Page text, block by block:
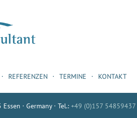
REFERENZEN TERMINE KONTAKT
· Germany · Tel.: +49 (0)157 54859437